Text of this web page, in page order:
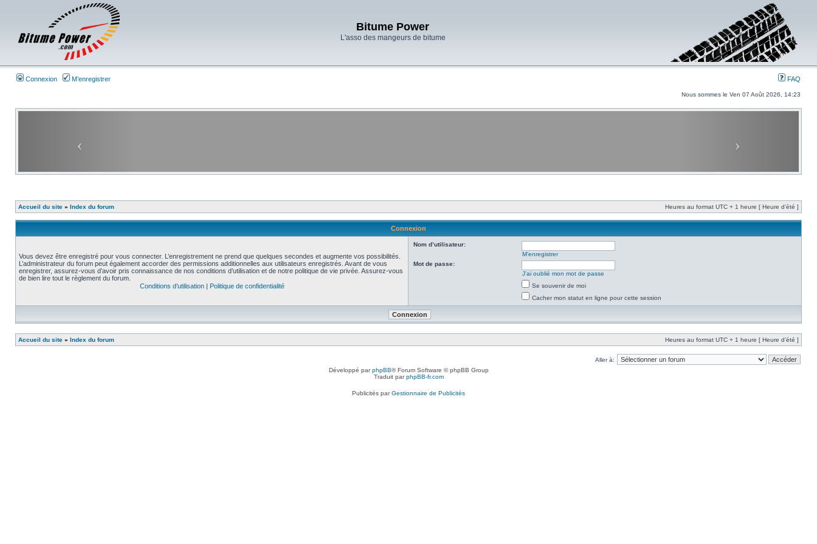
Bitume Power
L'asso des mangeurs de bitume
Connexion M’enregistrer FAQ
Nous sommes le Ven 07 Août 2026, 14:23
Accueil du site » Index du forum Heures au format UTC + 1 heure [ Heure d’été ]
Connexion
Vous devez être enregistré pour vous connecter. L’enregistrement ne prend que quelques secondes et augmente vos possibilités.
L’administrateur du forum peut également accorder des permissions additionnelles aux utilisateurs enregistrés. Avant de vous
enregistrer, assurez-vous d’avoir pris connaissance de nos conditions d’utilisation et de notre politique de vie privée. Assurez-vous
de bien lire tout le règlement du forum.
Conditions d’utilisation| Politique de confidentialité
Nom d’utilisateur:
M’enregistrer
Mot de passe:
J’ai oublié mon mot de passe
Se souvenir de moi
Cacher mon statut en ligne pour cette session
Accueil du site » Index du forum Heures au format UTC + 1 heure [ Heure d’été ]
Aller à:
Développé parphpBB® Forum Software © phpBB Group
Traduit parphpBB-fr.com
Publicités parGestionnaire de Publicités